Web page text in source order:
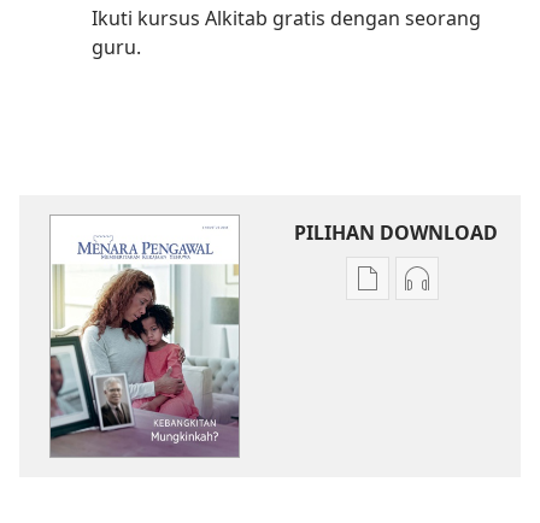
Ikuti kursus Alkitab gratis dengan seorang
guru.
PILIHAN DOWNLOAD
PilihanPilihan